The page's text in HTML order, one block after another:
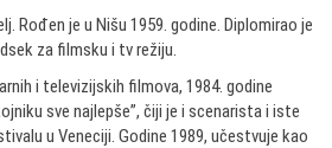
Rođen je u Nišu 1959. godine. Diplomirao je
za filmsku i tv režiju.
i televizijskih filmova, 1984. godine
sve najlepše”, čiji je i scenarista i iste
u Veneciji. Godine 1989, učestvuje kao